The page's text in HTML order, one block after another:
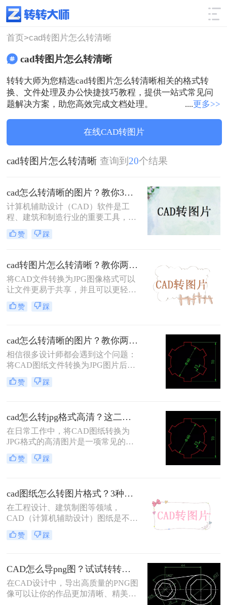
使用技巧 筛选
首页>cad转图片怎么转清晰
cad转图片怎么转清晰
转转大师为您精选cad转图片怎么转清晰相关的格式转
换、文件处理及办公快捷技巧教程，提供一站式常见问
题解决方案，助您高效完成文档处理。
....更多>>
在线CAD转图片
cad转图片怎么转清晰 查询到 20个结果
cad怎么转清晰的图片？教你3个实用方法！
计算机辅助设计（CAD）软件是工
程、建筑和制造行业的重要工具，用
于创建精确的二维和三维模型。然
而，在某些情况下，需要将CAD图纸
或用于演示文稿。虽然大多数CAD软
件都具备导出为图像的功能，但要获
得高质量、清晰的图片并非总是那么
简单。本文将指导你cad怎么转清晰的
图片。
赞 踩
cad转图片怎么转清晰？教你两个靠谱的方法！
将CAD文件转换为JPG图像格式可以
让文件更易于共享，并且可以更轻松
地在不同平台上传递。此外，JPG文
件格式具有更小的文件大小，可以更
像质量下降，那么我们该cad转图片怎
么转清晰呢？教大家二种小妙招，一
起来学习下吧。
赞 踩
cad怎么转清晰的图片？教你两个靠谱的方法！
相信很多设计师都会遇到这个问题：
将CAD图纸文件转换为JPG图片后，
发送给客户或领导方便查看。其实将
CAD图纸文件导出图片的方法有很
图片。但通过这种方式得到的图片不
是高清的。
赞 踩
cad怎么转jpg格式高清？这二个方法帮你解决！
在日常工作中，将CAD图纸转换为
JPG格式的高清图片是一项常见的任
务。JPG格式因其广泛的兼容性和较
小的文件体积，非常适合在网页、电
种将CAD图纸转换为JPG高清图片的
方法。
赞 踩
cad图纸怎么转图片格式？3种简单实用的方法分享！
在工程设计、建筑制图等领域，
CAD（计算机辅助设计）图纸是不可
或缺的工具。然而，在某些情况下，
我们需要将这些精确的矢量图形转换
转图片格式呢？本文将详细介绍三种
将CAD图纸转换成图片格式的方法。
赞 踩
CAD怎么导png图？试试转转大师这两种转换方式！
在CAD设计中，导出高质量的PNG图
像可以让你的作品更加清晰、精美，